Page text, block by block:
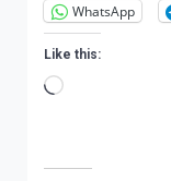
WhatsApp
Like this:
Loading…